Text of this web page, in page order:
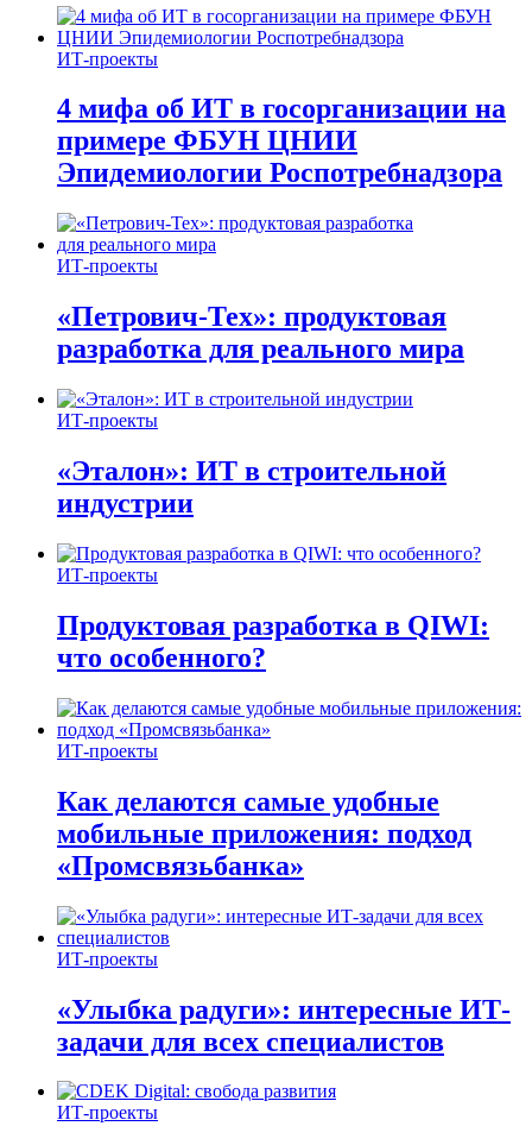
ИТ-проекты
4 мифа об ИТ в госорганизации на
примере ФБУН ЦНИИ
Эпидемиологии Роспотребнадзора
ИТ-проекты
«Петрович-Тех»: продуктовая
разработка для реального мира
ИТ-проекты
«Эталон»: ИТ в строительной
индустрии
ИТ-проекты
Продуктовая разработка в QIWI:
что особенного?
ИТ-проекты
Как делаются самые удобные
мобильные приложения: подход
«Промсвязьбанка»
ИТ-проекты
«Улыбка радуги»: интересные ИТ-
задачи для всех специалистов
ИТ-проекты